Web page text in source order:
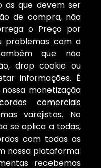
as que devem ser
de compra, não
o Preço por
problemas com a
que não
drop cookie ou
informações. É
monetização
comerciais
varejistas. No
se aplica a todas,
com todas as
nossa plataforma.
recebemos